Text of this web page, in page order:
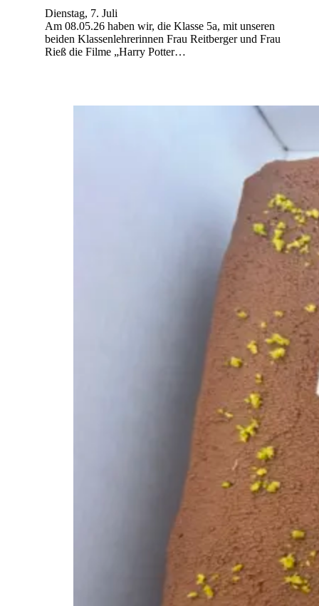
Dienstag, 7. Juli
Am 08.05.26 haben wir, die Klasse 5a, mit unseren
beiden Klassenlehrerinnen Frau Reitberger und Frau
Rieß die Filme „Harry Potter…